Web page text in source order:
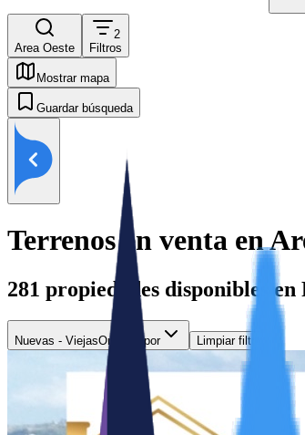
Area Oeste
2
Filtros
Mostrar mapa
Guardar búsqueda
Terrenos en venta en
281 propiedades disponibles
Nuevas - ViejasOrdenar por Limpiar filtros